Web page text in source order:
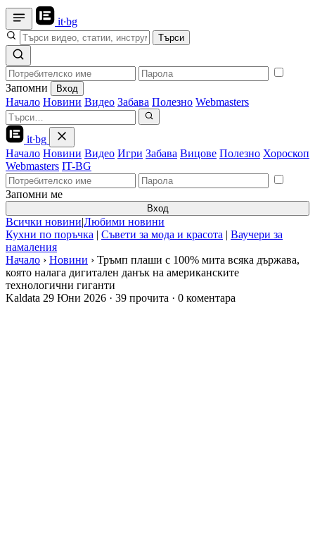
it·bg
Търси
Запомни Вход
Начало Новини Видео Забава Полезно Webmasters
it·bg
Начало Новини Видео Игри Забава Вицове Полезно Хороскоп
Webmasters IT-BG
Запомни ме
Вход
Всички новини|Любими новини
Кухни по поръчка | Съвети за мода и красота | Ваучери за
намаления
Начало › Новини › Тръмп плаши с 100% мита всяка държава,
която налага дигитален данък на американските
технологични гиганти
Kaldata 29 Юни 2026 · 39 прочита · 0 коментара